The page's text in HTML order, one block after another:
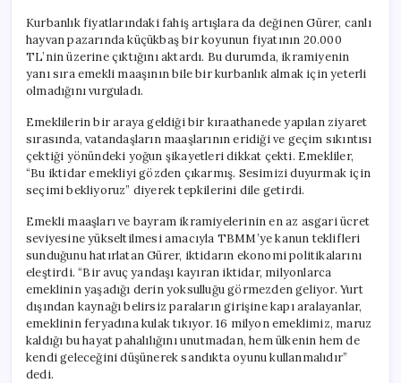
Kurbanlık fiyatlarındaki fahiş artışlara da değinen Gürer, canlı
hayvan pazarında küçükbaş bir koyunun fiyatının 20.000
TL’nin üzerine çıktığını aktardı. Bu durumda, ikramiyenin
yanı sıra emekli maaşının bile bir kurbanlık almak için yeterli
olmadığını vurguladı.
Emeklilerin bir araya geldiği bir kıraathanede yapılan ziyaret
sırasında, vatandaşların maaşlarının eridiği ve geçim sıkıntısı
çektiği yönündeki yoğun şikayetleri dikkat çekti. Emekliler,
“Bu iktidar emekliyi gözden çıkarmış. Sesimizi duyurmak için
seçimi bekliyoruz” diyerek tepkilerini dile getirdi.
Emekli maaşları ve bayram ikramiyelerinin en az asgari ücret
seviyesine yükseltilmesi amacıyla TBMM’ye kanun teklifleri
sunduğunu hatırlatan Gürer, iktidarın ekonomi politikalarını
eleştirdi. “Bir avuç yandaşı kayıran iktidar, milyonlarca
emeklinin yaşadığı derin yoksulluğu görmezden geliyor. Yurt
dışından kaynağı belirsiz paraların girişine kapı aralayanlar,
emeklinin feryadına kulak tıkıyor. 16 milyon emeklimiz, maruz
kaldığı bu hayat pahalılığını unutmadan, hem ülkenin hem de
kendi geleceğini düşünerek sandıkta oyunu kullanmalıdır”
dedi.